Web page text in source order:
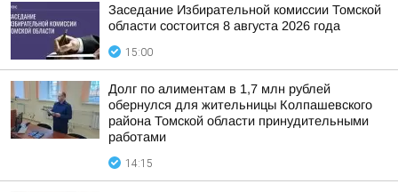
Заседание Избирательной комиссии Томской
области состоится 8 августа 2026 года
15:00
Долг по алиментам в 1,7 млн рублей
обернулся для жительницы Колпашевского
района Томской области принудительными
работами
14:15